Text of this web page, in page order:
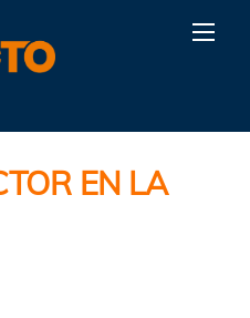
EN LA